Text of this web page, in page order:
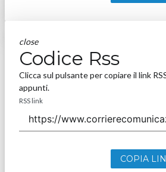
close
Codice Rss
Clicca sul pulsante per copiare il link
appunti.
RSS link
COPIA